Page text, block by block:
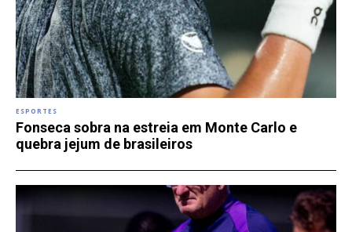
ESPORTES
Fonseca sobra na estreia em Monte Carlo e
quebra jejum de brasileiros